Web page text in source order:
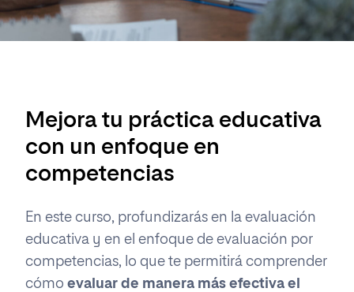
Mejora tu práctica educativa
con un enfoque en
competencias
En este curso, profundizarás en la evaluación
educativa y en el enfoque de evaluación por
competencias, lo que te permitirá comprender
cómo evaluar de manera más efectiva el